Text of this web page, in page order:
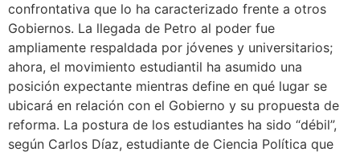
confrontativa que lo ha caracterizado frente a otros
Gobiernos. La llegada de Petro al poder fue
ampliamente respaldada por jóvenes y universitarios;
ahora, el movimiento estudiantil ha asumido una
posición expectante mientras define en qué lugar se
ubicará en relación con el Gobierno y su propuesta de
reforma. La postura de los estudiantes ha sido “débil”,
según Carlos Díaz, estudiante de Ciencia Política que